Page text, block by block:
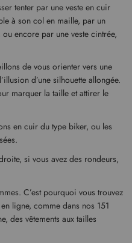
tenter par une veste en cuir
à son col en maille, par un
encore par une veste cintrée,
de vous orienter vers une
d’une silhouette allongée.
marquer la taille et attirer le
en cuir du type biker, ou les
si vous avez des rondeurs,
C’est pourquoi vous trouvez
ligne, comme dans nos 151
des vêtements aux tailles